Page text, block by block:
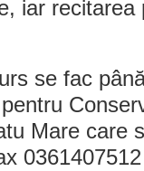
iar
fac până
Mare care